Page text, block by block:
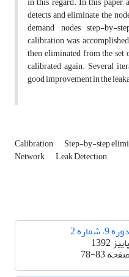
detects and eliminate the
demand nodes step-by-
calibration was
then eliminated from the set
calibrated again. Several
good improvement in the
Calibration Step-by-step
Network Leak Detection
دوره 9، شماره 2
پاییز 1392
صفحه78-83